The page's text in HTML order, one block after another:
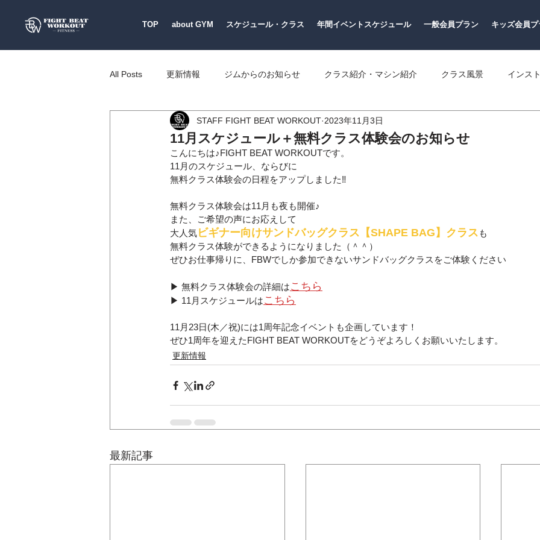
TOP about GYM スケジュール・クラス 年間イベントスケジュール 一般会員プラン キッズ会員プ
All Posts 更新情報 ジムからのお知らせ クラス紹介・マシン紹介 クラス風景 インス
HEALTH TOPICS キッズ
11月スケジュール＋無料クラス体験会のお知らせ
STAFF FIGHT BEAT WORKOUT 2023年11月3日
こんにちは♪FIGHT BEAT WORKOUTです。
11月のスケジュール、ならびに
無料クラス体験会の日程をアップしました‼
無料クラス体験会は11月も夜も開催♪
また、ご希望の声にお応えして
大人気ビギナー向けサンドバッグクラス【SHAPE BAG】クラス も
無料クラス体験ができるようになりました（＾＾）
ぜひお仕事帰りに、FBWでしか参加できないサンドバッグクラスをご体験ください
▶ 無料クラス体験会の詳細はこちら
▶ 11月スケジュールはこちら
11月23日(木／祝)には1周年記念イベントも企画しています！
ぜひ1周年を迎えたFIGHT BEAT WORKOUTをどうぞよろしくお願いいたします。
更新情報
最新記事